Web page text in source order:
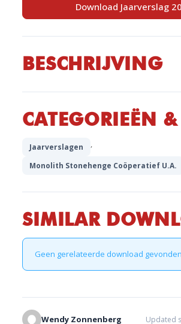
Download Jaarverslag
BESCHRIJVING
CATEGORIEËN
Jaarverslagen ,
Monolith Stonehenge Coöperatief U.A.
SIMILAR
Geen gerelateerde download
Wendy Zonnenberg Updated